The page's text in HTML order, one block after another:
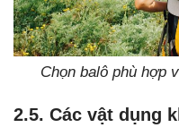
Chọn balô phù hợp
2.5. Các vật dụng